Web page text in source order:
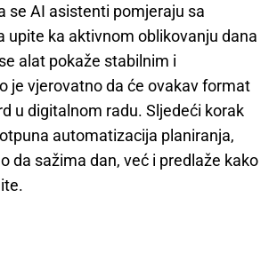
se AI asistenti pomjeraju sa
upite ka aktivnom oblikovanju dana
alat pokaže stabilnim i
je vjerovatno da će ovakav format
u digitalnom radu. Sljedeći korak
automatizacija planiranja,
da sažima dan, već i predlaže kako